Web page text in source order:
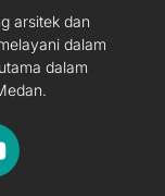
arsitek dan
dalam
dalam